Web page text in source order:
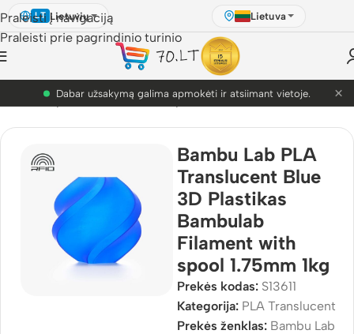
Praleisti į navigaciją
Praleisti prie pagrindinio turinio
LT Lietuvių Lietuva
PETG akcija! Dabar nuo 9.99€. ×
plastikai/Bambu Lab plastikai/ PLA Translucent
Bambu Lab PLA
Translucent Blue
3D Plastikas
Bambulab
Filament with
spool 1.75mm 1kg
Prekės kodas: S13611
Kategorija: PLA Translucent
Prekės ženklas: Bambu Lab